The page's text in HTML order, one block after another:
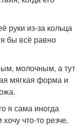
руки из-за кольца
бы всё равно
молочным, а тут
мягкая форма и
я сама иногда
что-то резче.